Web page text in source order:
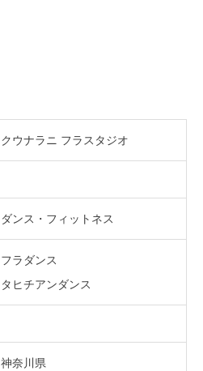
クウナラニ フラスタジオ
ダンス・フィットネス
フラダンス
タヒチアンダンス
神奈川県